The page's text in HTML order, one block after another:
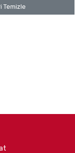
Temizle